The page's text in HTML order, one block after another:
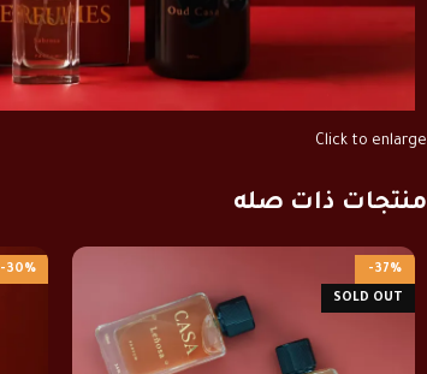
Click to enlarge
منتجات ذات صله
-37%
SOLD OUT
-30%